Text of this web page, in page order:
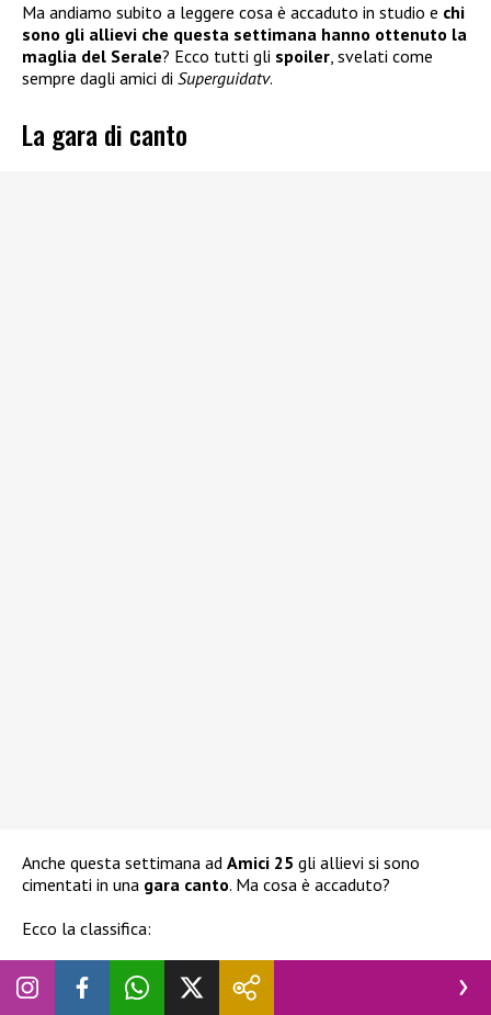
Ma andiamo subito a leggere cosa è accaduto in studio e chi
sono gli allievi che questa settimana hanno ottenuto la
maglia del Serale? Ecco tutti gli spoiler, svelati come
sempre dagli amici di Superguidatv.
La gara di canto
Anche questa settimana ad Amici 25 gli allievi si sono
cimentati in una gara canto. Ma cosa è accaduto?
Ecco la classifica: